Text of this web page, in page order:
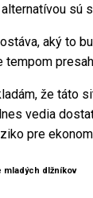
sú
aký to
tempom
že táto
vedia
pre
mladých dlžníkov